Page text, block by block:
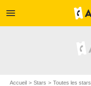
menu
Accueil Stars Toutes les stars